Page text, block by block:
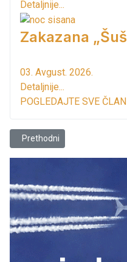
Detaljnije...
Zakazana
03. Avgust. 2026.
Detaljnije...
POGLEDAJTE SVE
Prethodni članak: Država ima
Prethodni